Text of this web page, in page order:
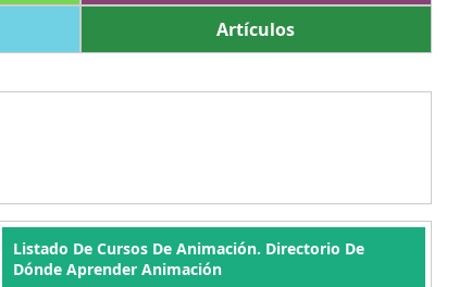
Artículos
Listado De Cursos De Animación. Directorio De
Dónde Aprender Animación